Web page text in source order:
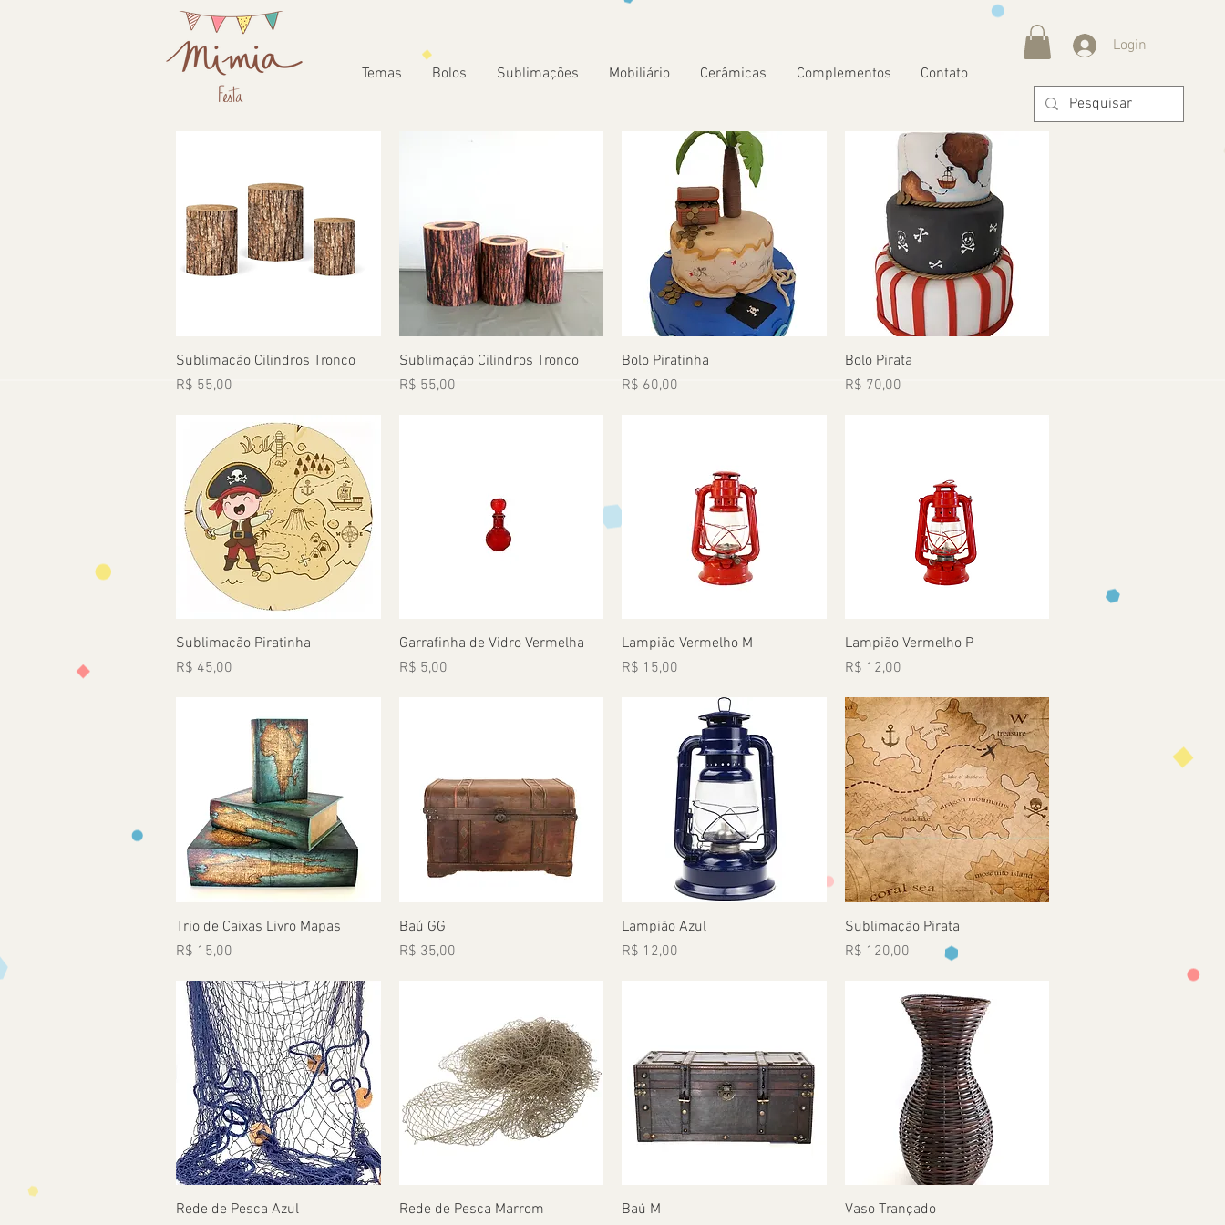
Temas Bolos Sublimações Mobiliário Cerâmicas Complementos Contato
Login
Visualização rápida
Sublimação Cilindros Tronco
Preço
R$ 55,00
Visualização rápida
Sublimação Cilindros Tronco
Preço
R$ 55,00
Visualização rápida
Bolo Piratinha
Preço
R$ 60,00
Visualização rápida
Bolo Pirata
Preço
R$ 70,00
Visualização rápida
Sublimação Piratinha
Preço
R$ 45,00
Visualização rápida
Garrafinha de Vidro Vermelha
Preço
R$ 5,00
Visualização rápida
Lampião Vermelho M
Preço
R$ 15,00
Visualização rápida
Lampião Vermelho P
Preço
R$ 12,00
Visualização rápida
Trio de Caixas Livro Mapas
Preço
R$ 15,00
Baú GG
Preço
R$ 35,00
Visualização rápida
Lampião Azul
Preço
R$ 12,00
Visualização rápida
Sublimação Pirata
Preço
R$ 120,00
Visualização rápida
Rede de Pesca Azul
Visualização rápida
Rede de Pesca Marrom
Baú M
Visualização rápida
Vaso Trançado